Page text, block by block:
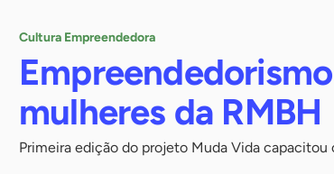
Cultura Empreendedora
mulheres da RMBH
Primeira edição do projeto Muda Vida